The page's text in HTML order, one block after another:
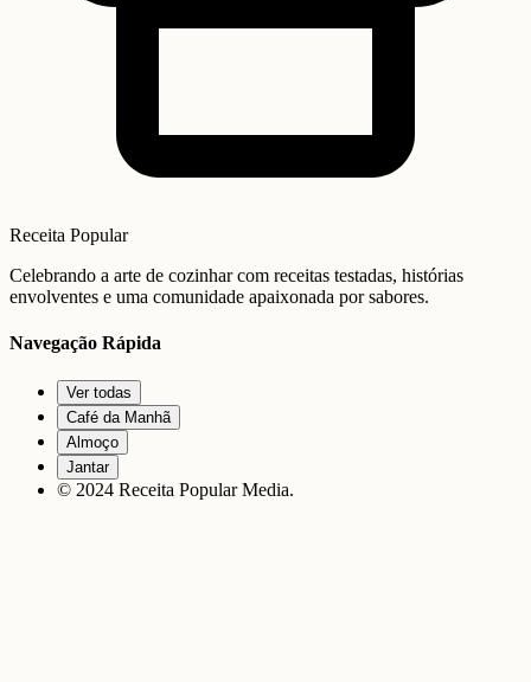
Receita Popular
Celebrando a arte de cozinhar com receitas testadas, histórias
envolventes e uma comunidade apaixonada por sabores.
Navegação Rápida
Ver todas
Café da Manhã
Almoço
Jantar
© 2024 Receita Popular Media.